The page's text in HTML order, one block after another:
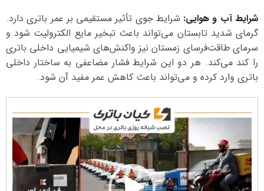
شرایط آب و هوایی: شرایط جوی تأثیر مستقیمی بر عمر باتری دارد.
گرمای شدید تابستان می‌تواند باعث تبخیر مایع الکترولیت شود و
سرمای طاقت‌فرسای زمستان نیز واکنش‌های شیمیایی داخلی باتری
را کند می‌کند. هر دو این شرایط فشار مضاعفی به ساختار داخلی
باتری وارد کرده و می‌تواند باعث کاهش عمر مفید آن شود.
ویدیو